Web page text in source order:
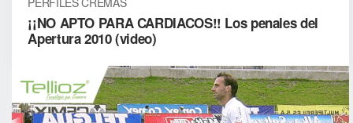
¡¡NO APTO PARA CARDIACOS!! Los penales del
Apertura 2010 (video)